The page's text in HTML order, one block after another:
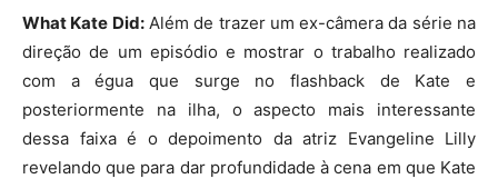
What Kate Did:Além de trazer um ex-câmera da série na
direção de um episódio e mostrar o trabalho realizado
com a égua que surge no flashback de Kate e
posteriormente na ilha, o aspecto mais interessante
dessa faixa é o depoimento da atriz Evangeline Lilly
revelando que para dar profundidade à cena em que Kate